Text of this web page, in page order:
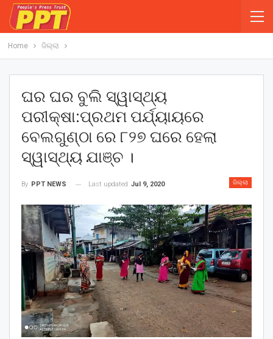
Home ଜିଲ୍ଲା
ଘର ଘର ବୁଲି ସ୍ୱାସ୍ଥ୍ୟ
ପରୀକ୍ଷା:ପ୍ରଥମ ପର୍ଯ୍ୟାୟରେ
ବେଲଗୁଣ୍ଠା ରେ ୮୨୭ ଘରେ ହେଲା
ସ୍ୱାସ୍ଥ୍ୟ ଯାଞ୍ଚ ।
ଜିଲ୍ଲା
By PPT NEWS Last updated Jul 9, 2020